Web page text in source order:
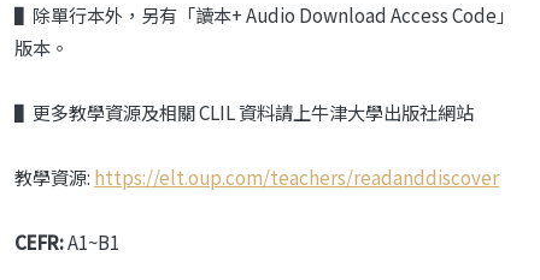
▌除單行本外，另有「讀本+ Audio Download Access Code」
版本。
▌更多教學資源及相關 CLIL 資料請上牛津大學出版社網站
教學資源: https://elt.oup.com/teachers/readanddiscover
CEFR:A1~B1